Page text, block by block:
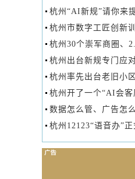
杭州“AI新规”请你来
杭州市数字工匠创新
杭州30个崇军商圈、
杭州出台新规专门应
杭州率先出台老旧小
杭州开了一个“AI会客
数据怎么管、广告怎
杭州12123“语音办”